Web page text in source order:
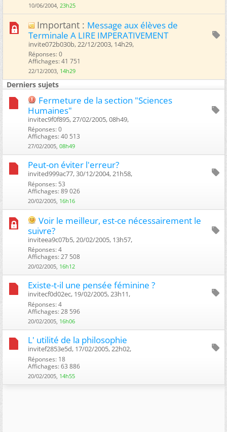
10/06/2004, 23h25
Important : Message aux élèves de
Terminale A LIRE IMPERATIVEMENT
invite072b030b, 22/12/2003, 14h29, ‎
Réponses: 0
Affichages: 41 751
22/12/2003, 14h29
Derniers sujets
Fermeture de la section "Sciences
Humaines"
invitec9f0f895, 27/02/2005, 08h49, ‎
Réponses: 0
Affichages: 40 513
27/02/2005, 08h49
Peut-on éviter l'erreur?
invited999ac77, 30/12/2004, 21h58, ‎
Réponses: 53
Affichages: 89 026
20/02/2005, 16h16
Voir le meilleur, est-ce nécessairement le
suivre?
inviteea9c07b5, 20/02/2005, 13h57, ‎
Réponses: 4
Affichages: 27 508
20/02/2005, 16h12
Existe-t-il une pensée féminine ?
invitecf0d02ec, 19/02/2005, 23h11, ‎
Réponses: 4
Affichages: 28 596
20/02/2005, 16h06
L' utilité de la philosophie
invitef2853e5d, 17/02/2005, 22h02, ‎
Réponses: 18
Affichages: 63 886
20/02/2005, 14h55